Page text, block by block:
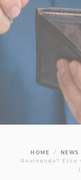
HOME / NEWS
Rovinando? Ecco